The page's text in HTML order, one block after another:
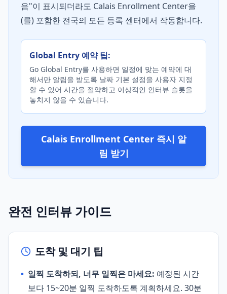
음"이 표시되더라도 Calais Enrollment Center을
(를) 포함한 전국의 모든 등록 센터에서 작동합니다.
Global Entry 예약 팁:
Go Global Entry를 사용하면 일정에 맞는 예약에 대
해서만 알림을 받도록 날짜 기본 설정을 사용자 지정
할 수 있어 시간을 절약하고 이상적인 인터뷰 슬롯을
놓치지 않을 수 있습니다.
Calais Enrollment Center 즉시 알
림 받기
완전 인터뷰 가이드
도착 및 대기 팁
• 일찍 도착하되, 너무 일찍은 마세요: 예정된 시간
보다 15~20분 일찍 도착하도록 계획하세요. 30분